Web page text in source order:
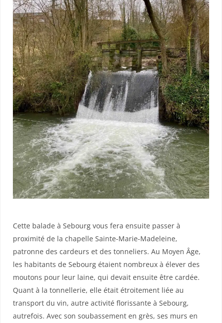
Cette balade à Sebourg vous fera ensuite passer à
proximité de la chapelle Sainte-Marie-Madeleine,
patronne des cardeurs et des tonneliers. Au Moyen Âge,
les habitants de Sebourg étaient nombreux à élever des
moutons pour leur laine, qui devait ensuite être cardée.
Quant à la tonnellerie, elle était étroitement liée au
transport du vin, autre activité florissante à Sebourg,
autrefois. Avec son soubassement en grès, ses murs en